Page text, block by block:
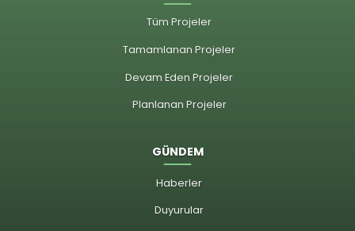
Tüm Projeler
Tamamlanan Projeler
Devam Eden Projeler
Planlanan Projeler
GÜNDEM
Haberler
Duyurular